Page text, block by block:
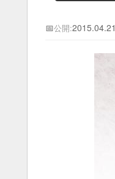
📅公開:2015.04.21